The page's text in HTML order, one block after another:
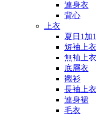
連身衣
背心
上衣
夏日1加1
短袖上衣
無袖上衣
底層衣
襯衫
長袖上衣
連身裙
毛衣